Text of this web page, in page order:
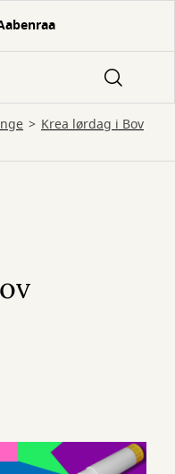
Krea lørdag i Bov